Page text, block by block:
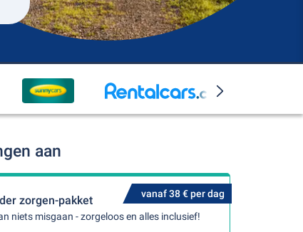
aan
vanaf 38 € per dag
zorgen-pakket
niets misgaan - zorgeloos en alles inclusief!